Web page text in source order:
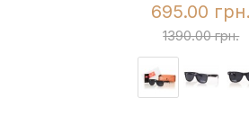
695.00 грн.
1390.00 грн.